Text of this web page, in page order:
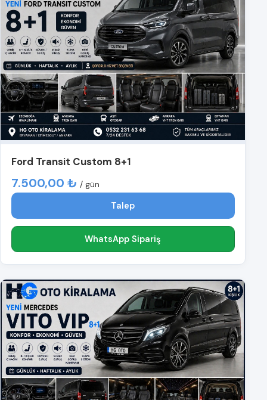
Ford Transit Custom 8+1
7.500,00 ₺ / gün
Talep
WhatsApp Sipariş